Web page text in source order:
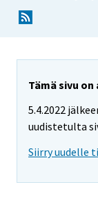
Tämä sivu
5.4.2022
uudistetulta
Siirry uudelle